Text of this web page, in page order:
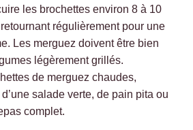
les brochettes environ 8 à 10
régulièrement pour une
Les merguez doivent être bien
légèrement grillés.
de merguez chaudes,
salade verte, de pain pita ou
complet.